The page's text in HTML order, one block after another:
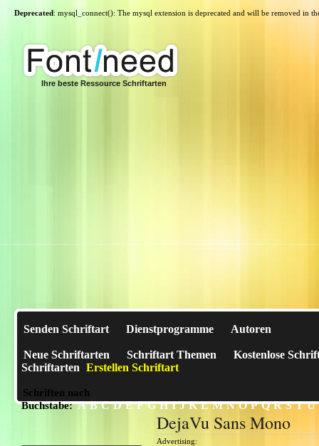
Deprecated: mysql_connect(): The mysql extension is deprecated and will be removed in
Ihre beste Ressource Schriftarten
Senden Schriftart Dienstprogramme Autoren
Neue Schriftarten Schriftart Themen
Kostenlose
Schriftarten Erstellen Schriftart
Schriften nach
Buchstabe:A B C D E F G H I J K L M N O P Q R S T U
DejaVu Sans Mono
Advertising: